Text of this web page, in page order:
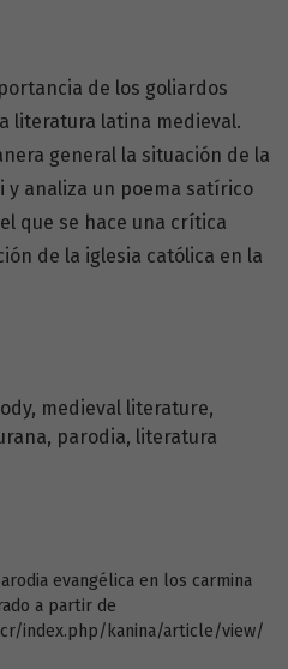
medieval literature
parodia literatura
evangélica en los carmina
a partir de
index.php/kanina/article/view/
de los goliardos
literatura latina medieval.
general la situación de la
y analiza un poema satírico
que se hace una crítica
de la iglesia católica en la